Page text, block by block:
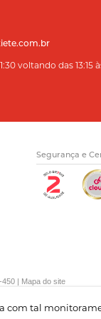
com tal
voltando das 13:15
Segurança e
450 | Mapa do site